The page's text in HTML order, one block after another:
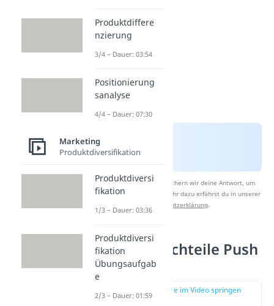
Nach Beantwortung speichern wir deine Antwort, um
Studyflix zu verbessern. Mehr dazu erfährst du in unserer
Datenschutzerklärung.
Vor und Nachteile Push
Strategie
zur Stelle im Video springen
(03:00)
Produktdiffere
nzierung
3/4 – Dauer: 03:54
Positionierung
sanalyse
4/4 – Dauer: 07:30
Marketing
Produktdiversifikation
Produktdiversi
fikation
1/3 – Dauer: 03:36
Produktdiversi
fikation
Übungsaufgab
e
2/3 – Dauer: 01:59